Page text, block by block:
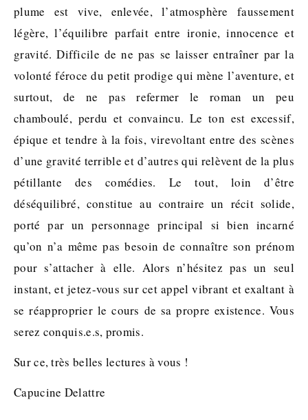
plume est vive, enlevée, l’atmosphère faussement
légère, l’équilibre parfait entre ironie, innocence et
gravité. Difficile de ne pas se laisser entraîner par la
volonté féroce du petit prodige qui mène l’aventure, et
surtout, de ne pas refermer le roman un peu
chamboulé, perdu et convaincu. Le ton est excessif,
épique et tendre à la fois, virevoltant entre des scènes
d’une gravité terrible et d’autres qui relèvent de la plus
pétillante des comédies. Le tout, loin d’être
déséquilibré, constitue au contraire un récit solide,
porté par un personnage principal si bien incarné
qu’on n’a même pas besoin de connaître son prénom
pour s’attacher à elle. Alors n’hésitez pas un seul
instant, et jetez-vous sur cet appel vibrant et exaltant à
se réapproprier le cours de sa propre existence. Vous
serez conquis.e.s, promis.
Sur ce, très belles lectures à vous !
Capucine Delattre